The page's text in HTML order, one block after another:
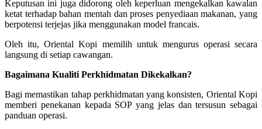
Keputusan ini juga didorong oleh keperluan mengekalkan kawalan
ketat terhadap bahan mentah dan proses penyediaan makanan, yang
berpotensi terjejas jika menggunakan model francais.
Oleh itu, Oriental Kopi memilih untuk mengurus operasi secara
langsung di setiap cawangan.
Bagaimana Kualiti Perkhidmatan Dikekalkan?
Bagi memastikan tahap perkhidmatan yang konsisten, Oriental Kopi
memberi penekanan kepada SOP yang jelas dan tersusun sebagai
panduan operasi.